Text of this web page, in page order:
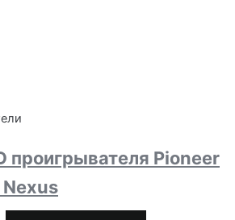
проигрывателя Pioneer